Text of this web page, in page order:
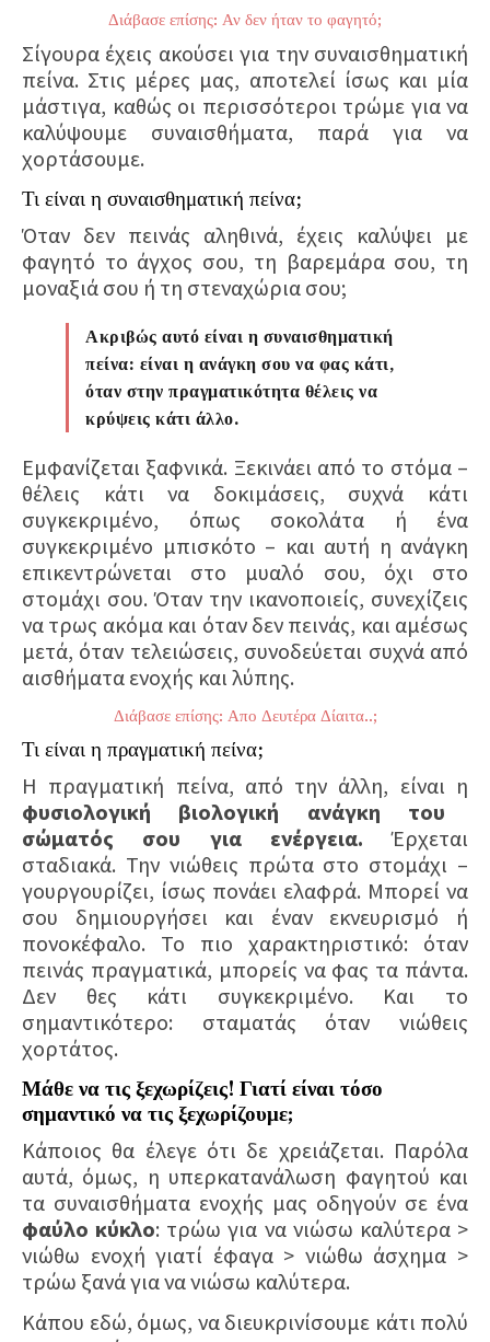
Διάβασε επίσης: Αν δεν ήταν το φαγητό;
Σίγουρα έχεις ακούσει για την συναισθηματική
πείνα. Στις μέρες μας, αποτελεί ίσως και μία
μάστιγα, καθώς οι περισσότεροι τρώμε για να
καλύψουμε συναισθήματα, παρά για να
χορτάσουμε.
Τι είναι η συναισθηματική πείνα;
Όταν δεν πεινάς αληθινά, έχεις καλύψει με
φαγητό το άγχος σου, τη βαρεμάρα σου, τη
μοναξιά σου ή τη στεναχώρια σου;
Ακριβώς αυτό είναι η συναισθηματική
πείνα: είναι η ανάγκη σου να φας κάτι,
όταν στην πραγματικότητα θέλεις να
κρύψεις κάτι άλλο.
Εμφανίζεται ξαφνικά. Ξεκινάει από το στόμα –
θέλεις κάτι να δοκιμάσεις, συχνά κάτι
συγκεκριμένο, όπως σοκολάτα ή ένα
συγκεκριμένο μπισκότο – και αυτή η ανάγκη
επικεντρώνεται στο μυαλό σου, όχι στο
στομάχι σου. Όταν την ικανοποιείς, συνεχίζεις
να τρως ακόμα και όταν δεν πεινάς, και αμέσως
μετά, όταν τελειώσεις, συνοδεύεται συχνά από
αισθήματα ενοχής και λύπης.
Διάβασε επίσης: Απο Δευτέρα Δίαιτα..;
Τι είναι η πραγματική πείνα;
Η πραγματική πείνα, από την άλλη, είναι η
φυσιολογική βιολογική ανάγκη του
σώματός σου για ενέργεια. Έρχεται
σταδιακά. Την νιώθεις πρώτα στο στομάχι –
γουργουρίζει, ίσως πονάει ελαφρά. Μπορεί να
σου δημιουργήσει και έναν εκνευρισμό ή
πονοκέφαλο. Το πιο χαρακτηριστικό: όταν
πεινάς πραγματικά, μπορείς να φας τα πάντα.
Δεν θες κάτι συγκεκριμένο. Και το
σημαντικότερο: σταματάς όταν νιώθεις
χορτάτος.
Μάθε να τις ξεχωρίζεις! Γιατί είναι τόσο
σημαντικό να τις ξεχωρίζουμε;
Κάποιος θα έλεγε ότι δε χρειάζεται. Παρόλα
αυτά, όμως, η υπερκατανάλωση φαγητού και
τα συναισθήματα ενοχής μας οδηγούν σε ένα
φαύλο κύκλο: τρώω για να νιώσω καλύτερα >
νιώθω ενοχή γιατί έφαγα > νιώθω άσχημα >
τρώω ξανά για να νιώσω καλύτερα.
Κάπου εδώ, όμως, να διευκρινίσουμε κάτι πολύ